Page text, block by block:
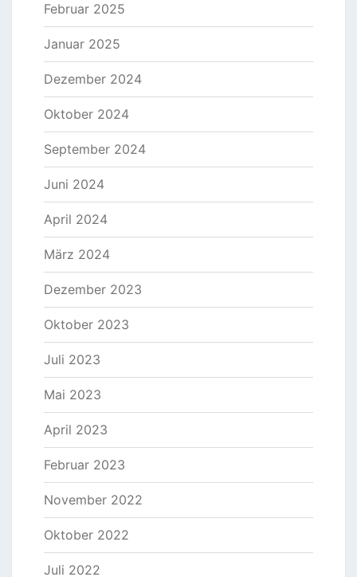
Februar 2025
Januar 2025
Dezember 2024
Oktober 2024
September 2024
Juni 2024
April 2024
März 2024
Dezember 2023
Oktober 2023
Juli 2023
Mai 2023
April 2023
Februar 2023
November 2022
Oktober 2022
Juli 2022